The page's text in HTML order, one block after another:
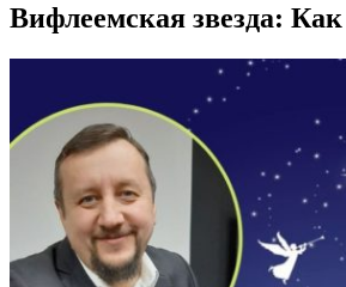
Вифлеемская звезда: